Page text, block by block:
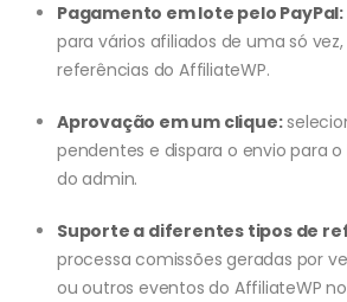
Pagamento em lote pelo PayPal:
para vários afiliados de uma só
referências do AffiliateWP.
Aprovação em um clique:
pendentes e dispara o envio para o
do admin.
Suporte a diferentes tipos de
processa comissões geradas por
ou outros eventos do AffiliateWP